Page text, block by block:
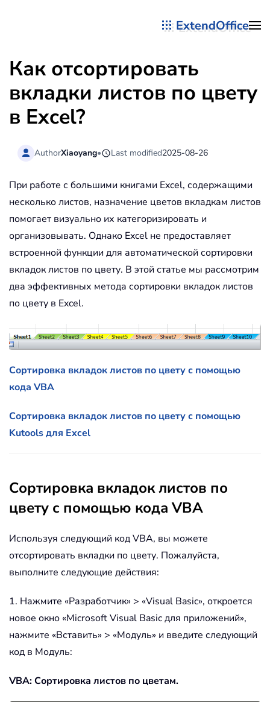
ExtendOffice
Как отсортировать
вкладки листов по цвету
в Excel?
AuthorXiaoyang• Last modified2025-08-26
При работе с большими книгами Excel, содержащими
несколько листов, назначение цветов вкладкам листов
помогает визуально их категоризировать и
организовывать. Однако Excel не предоставляет
встроенной функции для автоматической сортировки
вкладок листов по цвету. В этой статье мы рассмотрим
два эффективных метода сортировки вкладок листов
по цвету в Excel.
Сортировка вкладок листов по цвету с помощью
кода VBA
Сортировка вкладок листов по цвету с помощью
Kutools для Excel
Сортировка вкладок листов по
цвету с помощью кода VBA
Используя следующий код VBA, вы можете
отсортировать вкладки по цвету. Пожалуйста,
выполните следующие действия:
1. Нажмите «Разработчик» > «Visual Basic», откроется
новое окно «Microsoft Visual Basic для приложений»,
нажмите «Вставить» > «Модуль» и введите следующий
код в Модуль:
VBA: Сортировка листов по цветам.